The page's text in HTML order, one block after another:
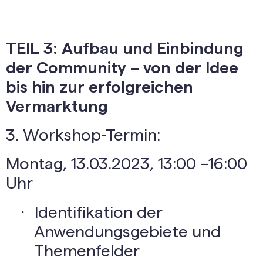
TEIL 3: Aufbau und Einbindung
der Community – von der Idee
bis hin zur erfolgreichen
Vermarktung
3. Workshop-Termin:
Montag, 13.03.2023, 13:00 –16:00
Uhr
·
Identifikation der
Anwendungsgebiete und
Themenfelder